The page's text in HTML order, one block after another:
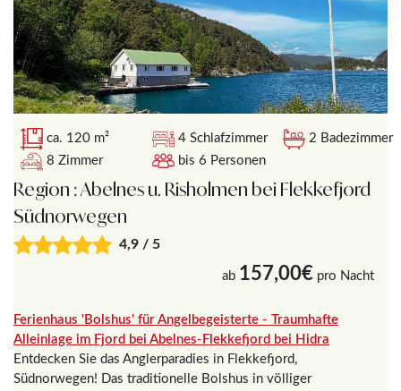
ca. 120 m² 4 Schlafzimmer
2 Badezimmer
8 Zimmer
bis 6 Personen
Region : Abelnes u. Risholmen bei Flekkefjord
Südnorwegen
4,9 / 5
ab 157,00€ pro Nacht
Ferienhaus 'Bolshus' für Angelbegeisterte - Traumhafte
Alleinlage im Fjord bei Abelnes-Flekkefjord bei Hidra
Entdecken Sie das Anglerparadies in Flekkefjord,
Südnorwegen! Das traditionelle Bolshus in völliger